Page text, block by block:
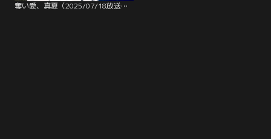
奪い愛、真夏（2025/07/18放送分）第01話